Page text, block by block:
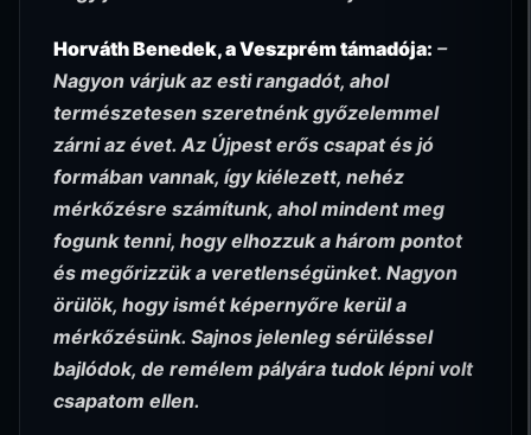
Horváth Benedek, a Veszprém támadója: –
Nagyon várjuk az esti rangadót, ahol
természetesen szeretnénk győzelemmel
zárni az évet. Az Újpest erős csapat és jó
formában vannak, így kiélezett, nehéz
mérkőzésre számítunk, ahol mindent meg
fogunk tenni, hogy elhozzuk a három pontot
és megőrizzük a veretlenségünket. Nagyon
örülök, hogy ismét képernyőre kerül a
mérkőzésünk. Sajnos jelenleg sérüléssel
bajlódok, de remélem pályára tudok lépni volt
csapatom ellen.